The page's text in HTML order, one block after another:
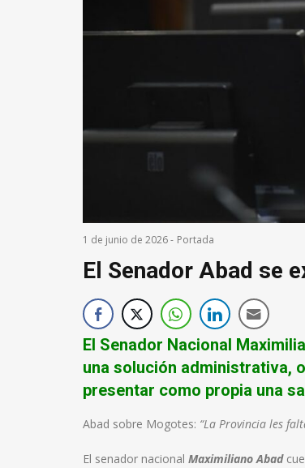
1 de junio de 2026- Portada
El Senador Abad se
El Senador Nacional
una solución administrativa,
presentar como propia una
Abad sobre Mogotes: “La Provincia les
El senador nacional Maximiliano Abad